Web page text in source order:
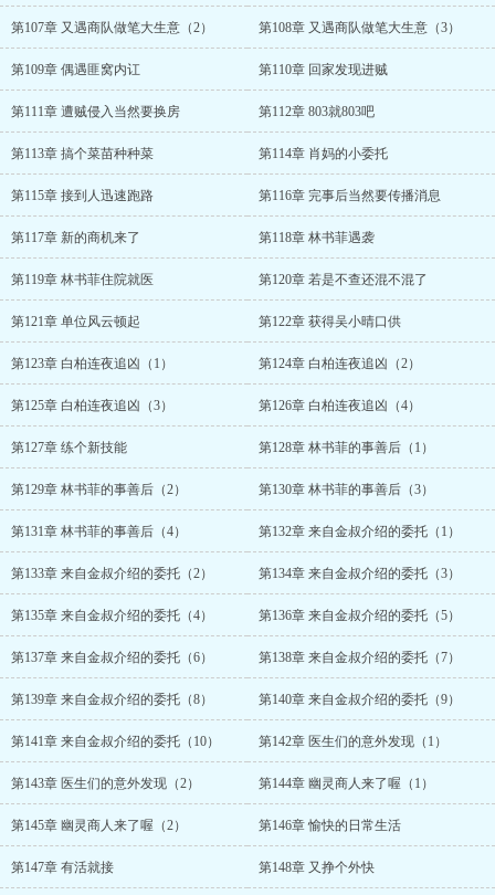
第107章 又遇商队做笔大生意（2） 第108章 又遇商队做笔大生意（3）
第109章 偶遇匪窝内讧 第110章 回家发现进贼
第111章 遭贼侵入当然要换房 第112章 803就803吧
第113章 搞个菜苗种种菜 第114章 肖妈的小委托
第115章 接到人迅速跑路 第116章 完事后当然要传播消息
第117章 新的商机来了 第118章 林书菲遇袭
第119章 林书菲住院就医 第120章 若是不查还混不混了
第121章 单位风云顿起 第122章 获得吴小晴口供
第123章 白柏连夜追凶（1） 第124章 白柏连夜追凶（2）
第125章 白柏连夜追凶（3） 第126章 白柏连夜追凶（4）
第127章 练个新技能 第128章 林书菲的事善后（1）
第129章 林书菲的事善后（2） 第130章 林书菲的事善后（3）
第131章 林书菲的事善后（4） 第132章 来自金叔介绍的委托（1）
第133章 来自金叔介绍的委托（2） 第134章 来自金叔介绍的委托（3）
第135章 来自金叔介绍的委托（4） 第136章 来自金叔介绍的委托（5）
第137章 来自金叔介绍的委托（6） 第138章 来自金叔介绍的委托（7）
第139章 来自金叔介绍的委托（8） 第140章 来自金叔介绍的委托（9）
第141章 来自金叔介绍的委托（10） 第142章 医生们的意外发现（1）
第143章 医生们的意外发现（2） 第144章 幽灵商人来了喔（1）
第145章 幽灵商人来了喔（2） 第146章 愉快的日常生活
第147章 有活就接 第148章 又挣个外快